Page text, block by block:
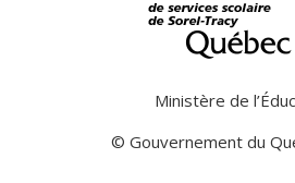
Ministère de
© Gouvernement du